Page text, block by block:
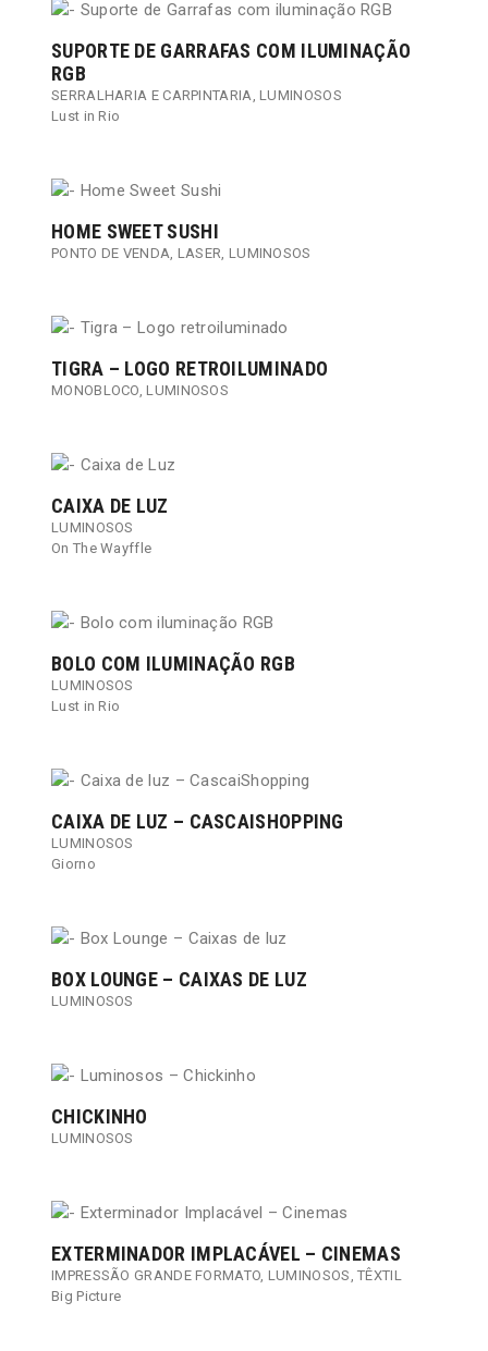
SUPORTE DE GARRAFAS COM ILUMINAÇÃO
RGB
SERRALHARIA E CARPINTARIA,LUMINOSOS
Lust in Rio
HOME SWEET SUSHI
PONTO DE VENDA, LASER, LUMINOSOS
TIGRA – LOGO RETROILUMINADO
MONOBLOCO,LUMINOSOS
CAIXA DE LUZ
LUMINOSOS
On The Wayffle
BOLO COM ILUMINAÇÃO RGB
LUMINOSOS
Lust in Rio
CAIXA DE LUZ – CASCAISHOPPING
LUMINOSOS
Giorno
BOX LOUNGE – CAIXAS DE LUZ
LUMINOSOS
CHICKINHO
LUMINOSOS
EXTERMINADOR IMPLACÁVEL – CINEMAS
IMPRESSÃO GRANDE FORMATO, LUMINOSOS,TÊXTIL
Big Picture